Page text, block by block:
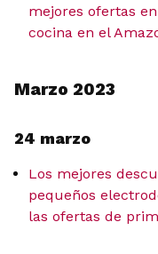
mejores ofertas
cocina en el
Marzo 2023
24 marzo
Los mejores
pequeños
las ofertas de